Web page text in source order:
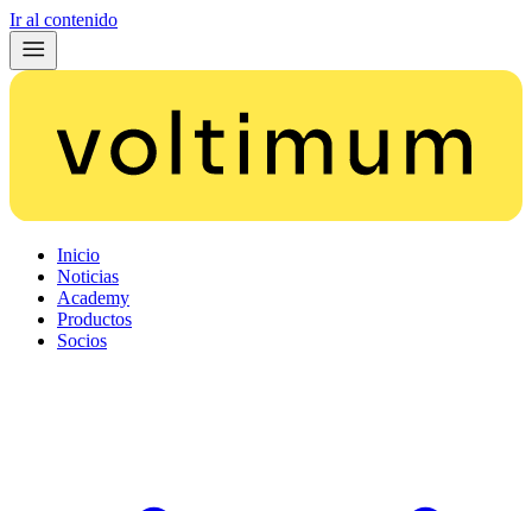
Ir al contenido
Inicio
Noticias
Academy
Productos
Socios